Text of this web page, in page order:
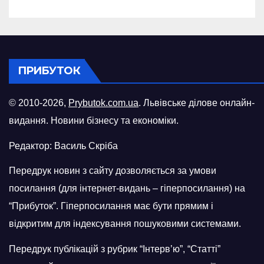
ПРИБУТОК
© 2010-2026, Prybutok.com.ua. Львівське ділове онлайн-
видання. Новини бізнесу та економіки.
Редактор: Василь Скріба
Передрук новин з сайту дозволяється за умови
посилання (для інтернет-видань – гіперпосилання) на
“Прибуток”. Гіперпосилання має бути прямим і
відкритим для індексування пошуковими системами.
Передрук публікацій з рубрик “Інтерв’ю”, “Статті”